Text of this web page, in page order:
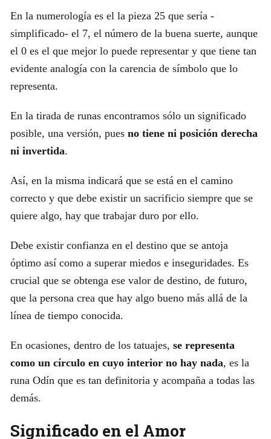
En la numerología es el la pieza 25 que sería -
simplificado- el 7, el número de la buena suerte, aunque
el 0 es el que mejor lo puede representar y que tiene tan
evidente analogía con la carencia de símbolo que lo
representa.
En la tirada de runas encontramos sólo un significado
posible, una versión, pues no tiene ni posición derecha
ni invertida.
Así, en la misma indicará que se está en el camino
correcto y que debe existir un sacrificio siempre que se
quiere algo, hay que trabajar duro por ello.
Debe existir confianza en el destino que se antoja
óptimo así como a superar miedos e inseguridades. Es
crucial que se obtenga ese valor de destino, de futuro,
que la persona crea que hay algo bueno más allá de la
línea de tiempo conocida.
En ocasiones, dentro de los tatuajes, se representa
como un círculo en cuyo interior no hay nada, es la
runa Odín que es tan definitoria y acompaña a todas las
demás.
Significado en el Amor